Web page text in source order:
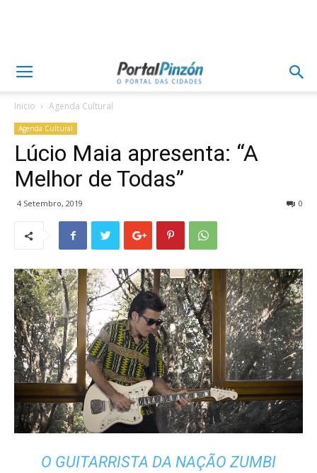
Inicio Agenda Cultural
Agenda Cultural
Lúcio Maia apresenta: “A
Melhor de Todas”
4 Setembro, 2019 0
O GUITARRISTA DA NAÇÃO ZUMBI